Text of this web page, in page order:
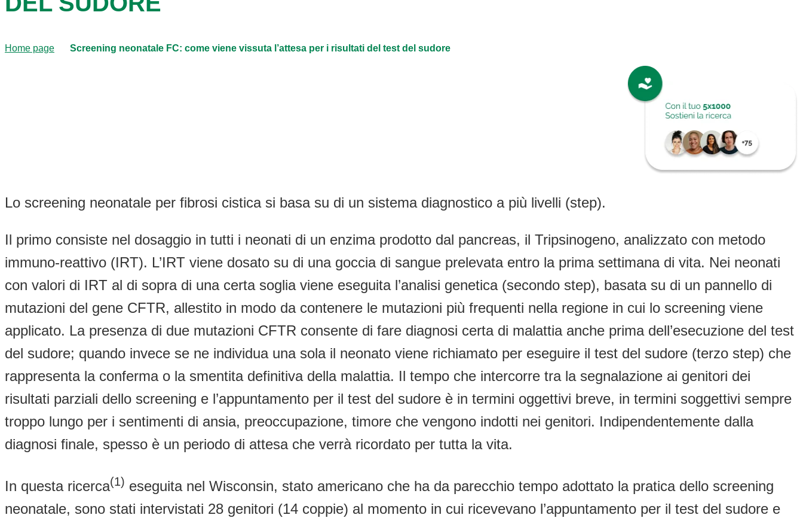
Home page Screening neonatale FC: come viene vissuta l’attesa per i risultati del test del sudore
Lo screening neonatale per fibrosi cistica si basa su di un sistema diagnostico a più livelli (step).
Il primo consiste nel dosaggio in tutti i neonati di un enzima prodotto dal pancreas, il Tripsinogeno, analizzato con metodo
immuno-reattivo (IRT). L’IRT viene dosato su di una goccia di sangue prelevata entro la prima settimana di vita. Nei neonati
con valori di IRT al di sopra di una certa soglia viene eseguita l’analisi genetica (secondo step), basata su di un pannello di
mutazioni del gene CFTR, allestito in modo da contenere le mutazioni più frequenti nella regione in cui lo screening viene
applicato. La presenza di due mutazioni CFTR consente di fare diagnosi certa di malattia anche prima dell’esecuzione del test
del sudore; quando invece se ne individua una sola il neonato viene richiamato per eseguire il test del sudore (terzo step) che
rappresenta la conferma o la smentita definitiva della malattia. Il tempo che intercorre tra la segnalazione ai genitori dei
risultati parziali dello screening e l’appuntamento per il test del sudore è in termini oggettivi breve, in termini soggettivi sempre
troppo lungo per i sentimenti di ansia, preoccupazione, timore che vengono indotti nei genitori. Indipendentemente dalla
diagnosi finale, spesso è un periodo di attesa che verrà ricordato per tutta la vita.
In questa ricerca(1) eseguita nel Wisconsin, stato americano che ha da parecchio tempo adottato la pratica dello screening
neonatale, sono stati intervistati 28 genitori (14 coppie) al momento in cui ricevevano l’appuntamento per il test del sudore e